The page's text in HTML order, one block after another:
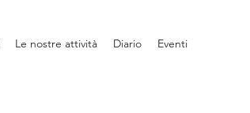
Le nostre attività Diario Eventi